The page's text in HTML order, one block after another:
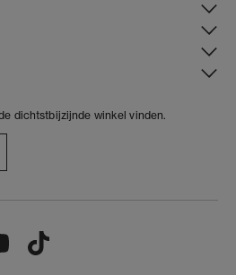
dichtstbijzijnde winkel vinden.